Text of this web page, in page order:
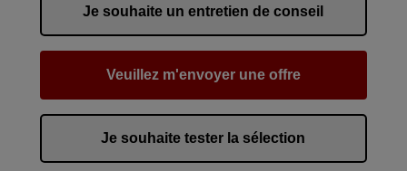
Je souhaite un entretien de conseil
Veuillez m'envoyer une offre
Je souhaite tester la sélection